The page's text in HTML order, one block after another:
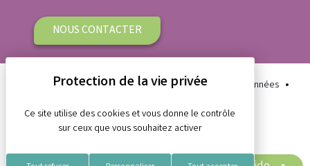
NOUS CONTACTER
Plan du site Aide et accessibilité
Protection des données
Gestion des cookies
Mentions légales
Ce site utilise des cookies et vous donne le contrôle
sur ceux que vous souhaitez activer